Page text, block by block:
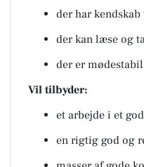
der har kendskab
der kan læse og
der er
Vil tilbyder:
et arbejde i et
en rigtig god og